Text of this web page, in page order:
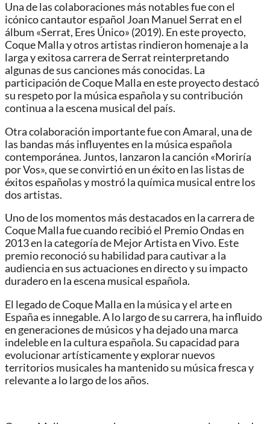
Una de las colaboraciones más notables fue con el
icónico cantautor español Joan Manuel Serrat en el
álbum «Serrat, Eres Único» (2019). En este proyecto,
Coque Malla y otros artistas rindieron homenaje a la
larga y exitosa carrera de Serrat reinterpretando
algunas de sus canciones más conocidas. La
participación de Coque Malla en este proyecto destacó
su respeto por la música española y su contribución
continua a la escena musical del país.
Otra colaboración importante fue con Amaral, una de
las bandas más influyentes en la música española
contemporánea. Juntos, lanzaron la canción «Moriría
por Vos», que se convirtió en un éxito en las listas de
éxitos españolas y mostró la química musical entre los
dos artistas.
Uno de los momentos más destacados en la carrera de
Coque Malla fue cuando recibió el Premio Ondas en
2013 en la categoría de Mejor Artista en Vivo. Este
premio reconoció su habilidad para cautivar a la
audiencia en sus actuaciones en directo y su impacto
duradero en la escena musical española.
El legado de Coque Malla en la música y el arte en
España es innegable. A lo largo de su carrera, ha influido
en generaciones de músicos y ha dejado una marca
indeleble en la cultura española. Su capacidad para
evolucionar artísticamente y explorar nuevos
territorios musicales ha mantenido su música fresca y
relevante a lo largo de los años.